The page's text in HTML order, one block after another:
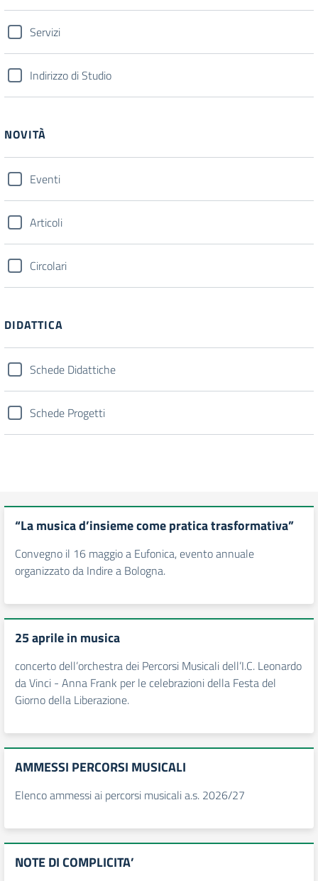
Servizi
Indirizzo di Studio
NOVITÀ
Eventi
Articoli
Circolari
DIDATTICA
Schede Didattiche
Schede Progetti
“La musica d’insieme come pratica trasformativa”
Convegno il 16 maggio a Eufonica, evento annuale
organizzato da Indire a Bologna.
25 aprile in musica
concerto dell’orchestra dei Percorsi Musicali dell’I.C. Leonardo
da Vinci - Anna Frank per le celebrazioni della Festa del
Giorno della Liberazione.
AMMESSI PERCORSI MUSICALI
Elenco ammessi ai percorsi musicali a.s. 2026/27
NOTE DI COMPLICITA’